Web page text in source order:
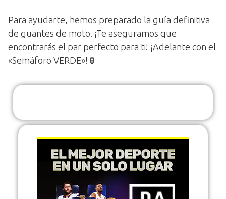
Para ayudarte, hemos preparado la guía definitiva
de guantes de moto. ¡Te aseguramos que
encontrarás el par perfecto para ti! ¡Adelante con el
«Semáforo VERDE»! 🚦